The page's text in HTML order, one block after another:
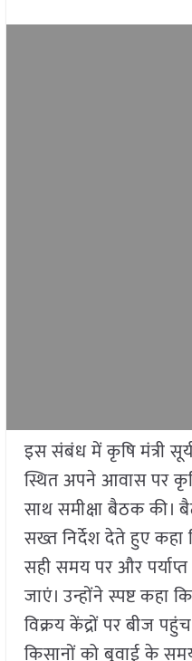
इस संबंध में कृषि मंत्री
स्थित अपने आवास पर
साथ समीक्षा बैठक की।
सख्त निर्देश देते हुए कहा
सही समय पर और
जाएं। उन्होंने स्पष्ट कहा
विक्रय केंद्रों पर बीज